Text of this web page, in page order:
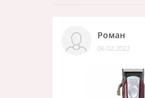
Роман
06.02.2022